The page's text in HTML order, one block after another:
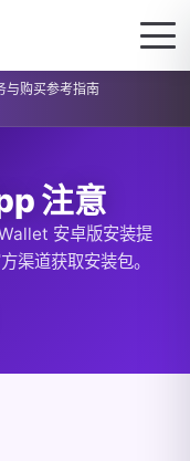
与购买参考指南
注意
安卓版安装提
渠道获取安装包。